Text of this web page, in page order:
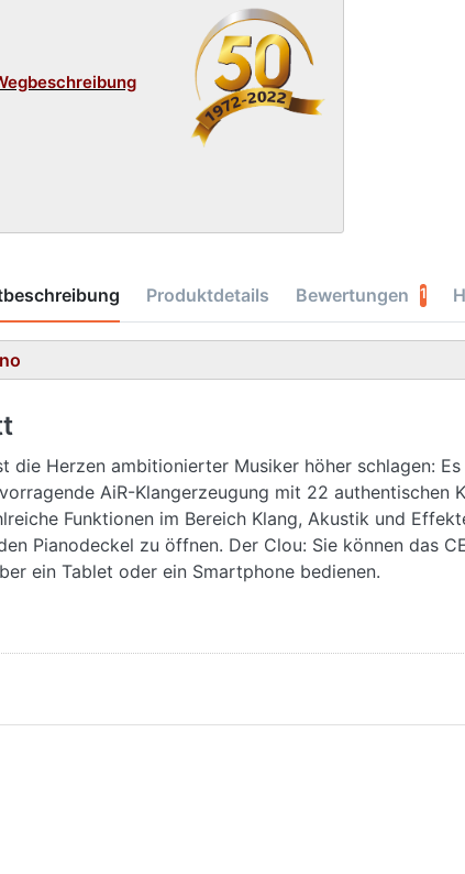
Produktdetails Bewertungen 1
die Herzen ambitionierter Musiker höher schlagen:
AiR-Klangerzeugung mit 22 authentischen
Funktionen im Bereich Klang, Akustik und
Pianodeckel zu öffnen. Der Clou: Sie können das
ein Tablet oder ein Smartphone bedienen.
Tasten mit 3 Sensoren und elfenbeinartiger